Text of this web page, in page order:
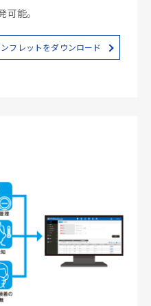
能。
フレットをダウンロード